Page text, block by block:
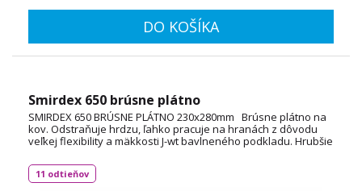
DO KOŠÍKA
Smirdex 650 brúsne plátno
SMIRDEX 650 BRÚSNE PLÁTNO 230x280mm Brúsne plátno na
kov. Odstraňuje hrdzu, ľahko pracuje na hranách z dôvodu
veľkej flexibility a mäkkosti J-wt bavlneného podkladu. Hrubšie
lakov na masívnom dreve. rozmer 230 x 280 mm
11 odtieňov